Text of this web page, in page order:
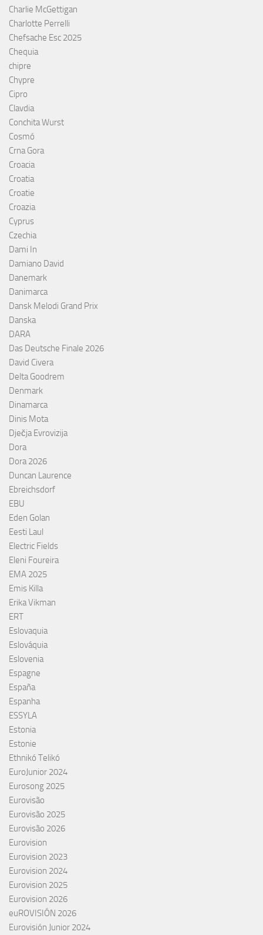
Charlie McGettigan
Charlotte Perrelli
Chefsache Esc 2025
Chequia
chipre
Chypre
Cipro
Clavdia
Conchita Wurst
Cosmó
Crna Gora
Croacia
Croatia
Croatie
Croazia
Cyprus
Czechia
Dami In
Damiano David
Danemark
Danimarca
Dansk Melodi Grand Prix
Danska
DARA
Das Deutsche Finale 2026
David Civera
Delta Goodrem
Denmark
Dinamarca
Dinis Mota
Dječja Evrovizija
Dora
Dora 2026
Duncan Laurence
Ebreichsdorf
EBU
Eden Golan
Eesti Laul
Electric Fields
Eleni Foureira
EMA 2025
Emis Killa
Erika Vikman
ERT
Eslovaquia
Eslováquia
Eslovenia
Espagne
España
Espanha
ESSYLA
Estonia
Estonie
Ethnikó Telikó
EuroJunior 2024
Eurosong 2025
Eurovisão
Eurovisão 2025
Eurovisão 2026
Eurovision
Eurovision 2023
Eurovision 2024
Eurovision 2025
Eurovision 2026
euROVISIÓN 2026
Eurovisión Junior 2024